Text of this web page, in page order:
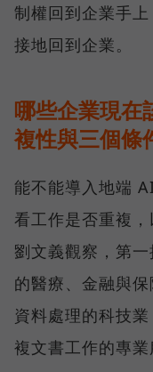
制權回到企業手
接地回到企業。
哪些企業現在
複性與三個條
能不能導入地端
看工作是否重複，
劉文義觀察，第
的醫療、金融與
資料處理的科技
複文書工作的專